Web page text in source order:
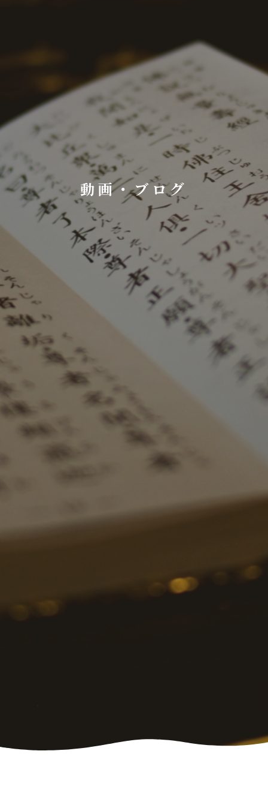
動画・ブログ